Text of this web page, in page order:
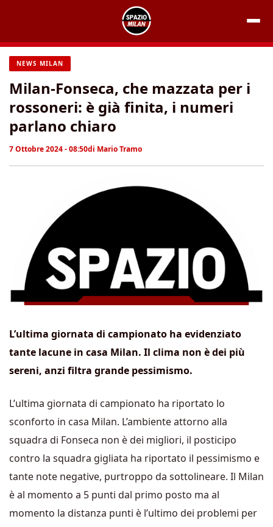
contenuto
NEWS MILAN
Milan-Fonseca, che mazzata per i
rossoneri: è già finita, i numeri
parlano chiaro
7 Ottobre 2024 - 08:50di Mario Tramo
L’ultima giornata di campionato ha evidenziato
tante lacune in casa Milan. Il clima non è dei più
sereni, anzi filtra grande pessimismo.
L’ultima giornata di campionato ha riportato lo
sconforto in casa Milan. L’ambiente attorno alla
squadra di Fonseca non è dei migliori, il posticipo
contro la squadra gigliata ha riportato il pessimismo e
tante note negative, purtroppo da sottolineare. Il Milan
è al momento a 5 punti dal primo posto ma al
momento la distanza punti è l’ultimo dei problemi per